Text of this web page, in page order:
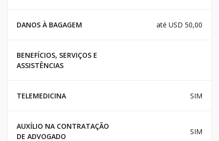
DANOS À BAGAGEM até USD 50,00
BENEFÍCIOS, SERVIÇOS E
ASSISTÊNCIAS
TELEMEDICINA SIM
AUXÍLIO NA CONTRATAÇÃO
DE ADVOGADO
SIM